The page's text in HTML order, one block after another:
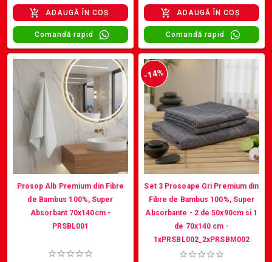
ADAUGĂ ÎN COȘ
Comandă rapid
ADAUGĂ ÎN COȘ
Comandă rapid
Prosop Alb Premium din Fibre
de Bambus 100%, Super
Absorbant 70x140cm -
PRSBL001
-14%
Set 3 Prosoape Gri Premium din
Fibre de Bambus 100%, Super
Absorbante - 2 de 50x90cm si 1
de 70x140 cm -
1xPRSBL002_2xPRSBM002